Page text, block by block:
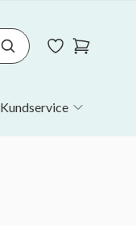
Kundservice